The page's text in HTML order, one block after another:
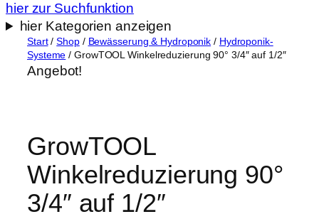
hier zur Suchfunktion
hier Kategorien anzeigen
Start/Shop/ Bewässerung & Hydroponik / Hydroponik-
Systeme / GrowTOOL Winkelreduzierung 90° 3/4″ auf 1/2″
Angebot!
GrowTOOL
Winkelreduzierung 90°
3/4″ auf 1/2″